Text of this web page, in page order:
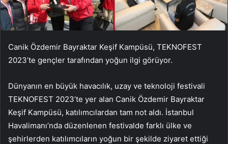
Canik Özdemir Bayraktar Keşif Kampüsü, TEKNOFEST
2023’te gençler tarafından yoğun ilgi görüyor.
Dünyanın en büyük havacılık, uzay ve teknoloji festivali
TEKNOFEST 2023’te yer alan Canik Özdemir Bayraktar
Keşif Kampüsü, katılımcılardan tam not aldı. İstanbul
Havalimanı’nda düzenlenen festivalde farklı ülke ve
şehirlerden katılımcıların yoğun bir şekilde ziyaret ettiği